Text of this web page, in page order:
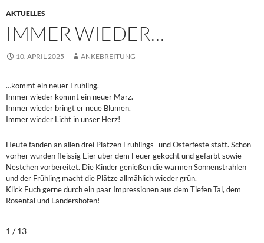
AKTUELLES
IMMER WIEDER…
10. APRIL 2025 ANKEBREITUNG
…kommt ein neuer Frühling.
Immer wieder kommt ein neuer März.
Immer wieder bringt er neue Blumen.
Immer wieder Licht in unser Herz!
Heute fanden an allen drei Plätzen Frühlings- und Osterfeste statt. Schon
vorher wurden fleissig Eier über dem Feuer gekocht und gefärbt sowie
Nestchen vorbereitet. Die Kinder genießen die warmen Sonnenstrahlen
und der Frühling macht die Plätze allmählich wieder grün.
Klick Euch gerne durch ein paar Impressionen aus dem Tiefen Tal, dem
Rosental und Landershofen!
1 / 13